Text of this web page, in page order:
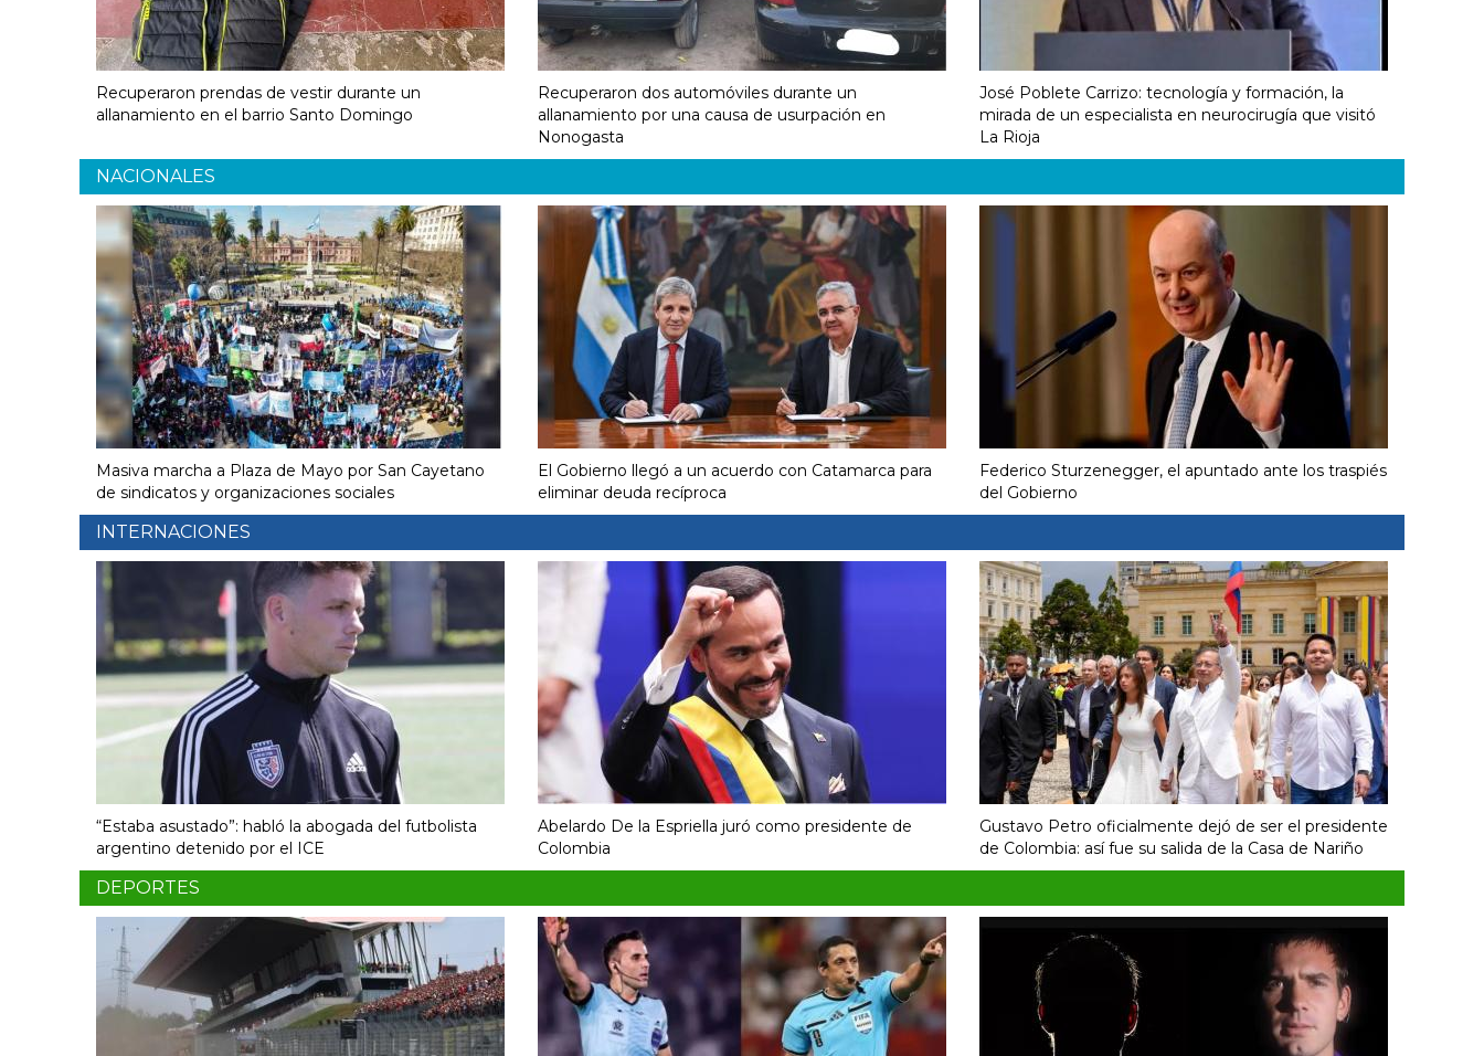
Recuperaron prendas de vestir durante un
allanamiento en el barrio Santo Domingo
Recuperaron dos automóviles durante un
allanamiento por una causa de usurpación en
Nonogasta
José Poblete Carrizo: tecnología y formación, la
mirada de un especialista en neurocirugía que visitó
La Rioja
NACIONALES
Masiva marcha a Plaza de Mayo por San Cayetano
de sindicatos y organizaciones sociales
El Gobierno llegó a un acuerdo con Catamarca para
eliminar deuda recíproca
Federico Sturzenegger, el apuntado ante los traspiés
del Gobierno
INTERNACIONES
“Estaba asustado”: habló la abogada del futbolista
argentino detenido por el ICE
Abelardo De la Espriella juró como presidente de
Colombia
Gustavo Petro oficialmente dejó de ser el presidente
de Colombia: así fue su salida de la Casa de Nariño
DEPORTES